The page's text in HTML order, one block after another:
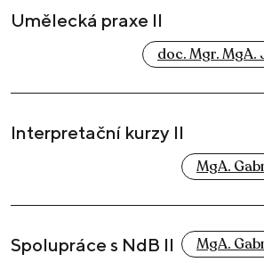
Umělecká praxe II
doc. Mgr. MgA.
Interpretační kurzy II
MgA.
Spolupráce s NdB II MgA.